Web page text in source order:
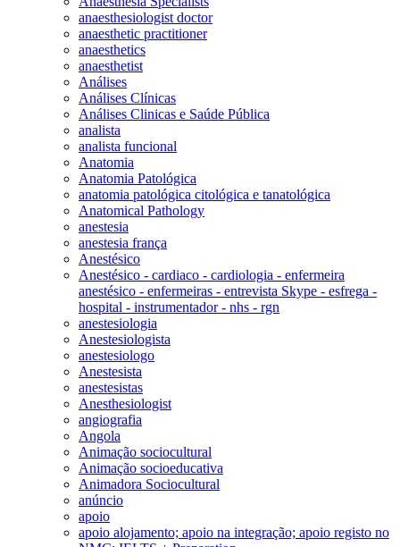
anaesthesiologist doctor
anaesthetic practitioner
anaesthetics
anaesthetist
Análises
Análises Clínicas
Análises Clinicas e Saúde Pública
analista
analista funcional
Anatomia
Anatomia Patológica
anatomia patológica citológica e tanatológica
Anatomical Pathology
anestesia
anestesia frança
Anestésico
Anestésico - cardiaco - cardiologia - enfermeira
anestésico - enfermeiras - entrevista Skype - esfrega -
hospital - instrumentador - nhs - rgn
anestesiologia
Anestesiologista
anestesiologo
Anestesista
anestesistas
Anesthesiologist
angiografia
Angola
Animação sociocultural
Animação socioeducativa
Animadora Sociocultural
anúncio
apoio
apoio alojamento; apoio na integração; apoio registo no